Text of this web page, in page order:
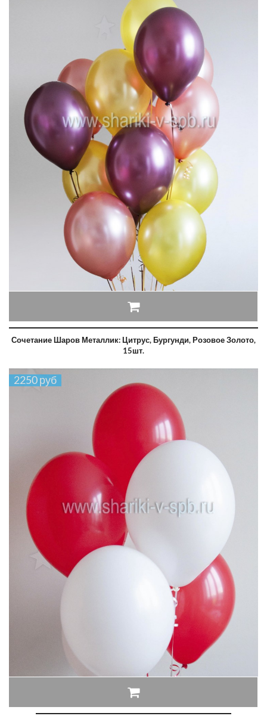
Сочетание Шаров Металлик: Цитрус, Бургунди, Розовое Золото,
15шт.
2250 руб